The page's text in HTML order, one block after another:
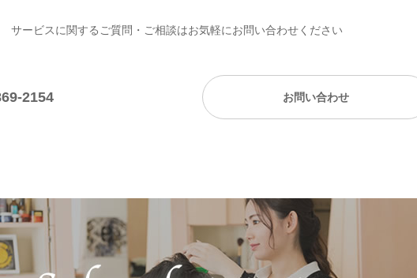
サービスに関するご質問・ご相談はお気軽にお問い合わせください
2154 お問い合わせ